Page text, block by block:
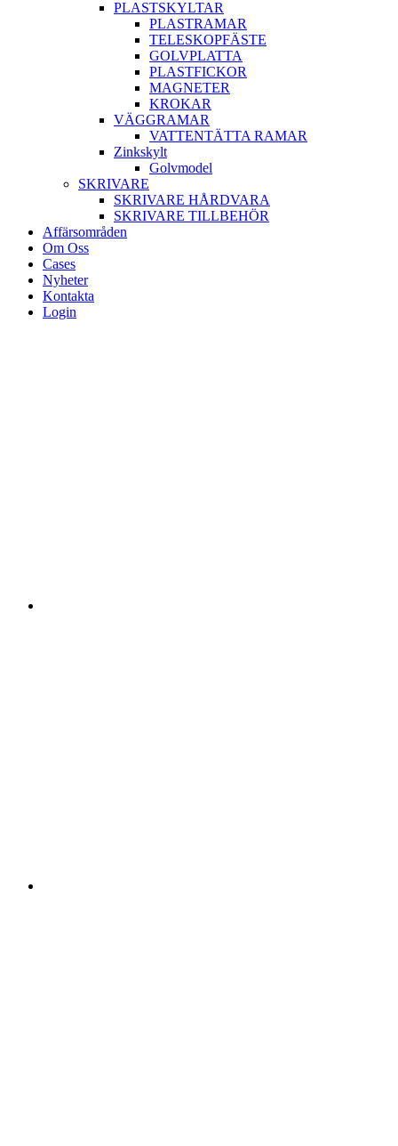
PLASTSKYLTAR
PLASTRAMAR
TELESKOPFÄSTE
GOLVPLATTA
PLASTFICKOR
MAGNETER
KROKAR
VÄGGRAMAR
VATTENTÄTTA RAMAR
Zinkskylt
Golvmodel
SKRIVARE
SKRIVARE HÅRDVARA
SKRIVARE TILLBEHÖR
Affärsområden
Om Oss
Cases
Nyheter
Kontakta
Login